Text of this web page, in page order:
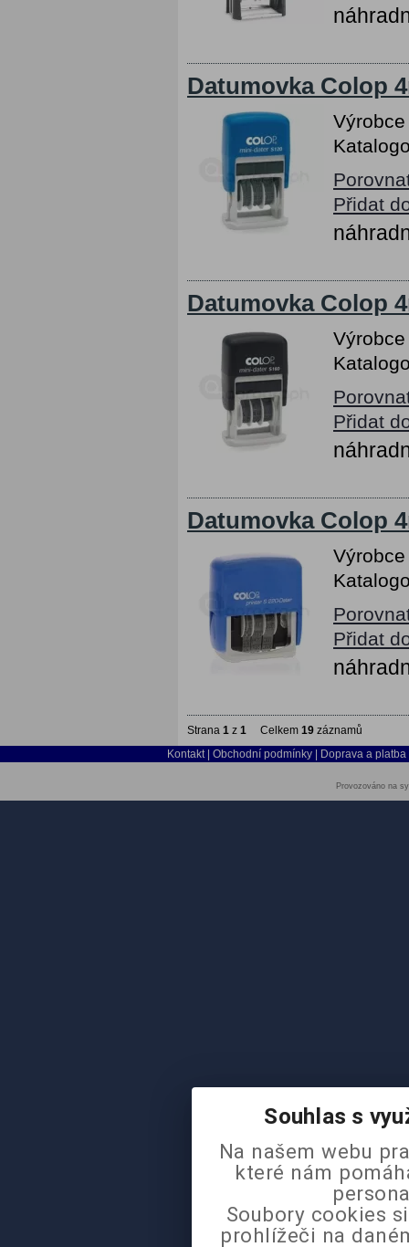
Datumovka Colop
Přidat
Datumovka Colop
Přidat
Datumovka Colop
Přidat
Strana 1 z 1 Celkem 19 záznamů
Kontakt
Obchodní podmínky Doprava a platba
Provozováno na
Souhlas s
Na našem webu
které nám
Soubory cookies
prohlížeči na